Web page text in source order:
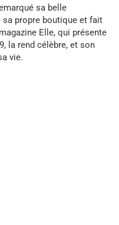
sa belle
propre boutique et fait
Elle, qui présente
la rend célèbre, et son
vie.